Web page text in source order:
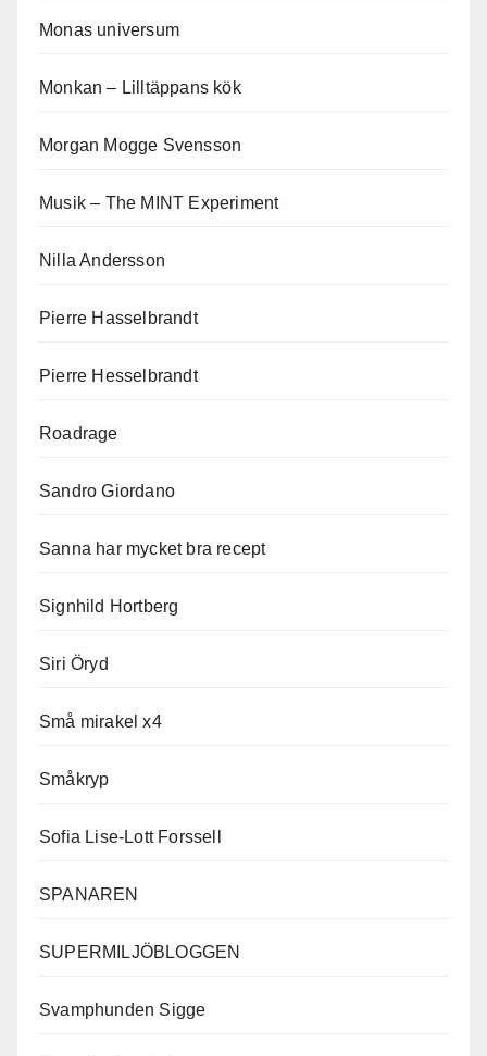
Monas universum
Monkan – Lilltäppans kök
Morgan Mogge Svensson
Musik – The MINT Experiment
Nilla Andersson
Pierre Hasselbrandt
Pierre Hesselbrandt
Roadrage
Sandro Giordano
Sanna har mycket bra recept
Signhild Hortberg
Siri Öryd
Små mirakel x4
Småkryp
Sofia Lise-Lott Forssell
SPANAREN
SUPERMILJÖBLOGGEN
Svamphunden Sigge